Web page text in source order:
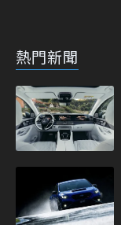
熱門新聞